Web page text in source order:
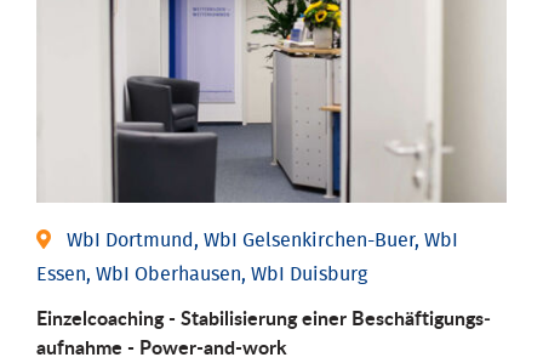
WbI Dortmund, WbI Gelsenkirchen-Buer, WbI
Essen, WbI Oberhausen, WbI Duisburg
Einzel­coaching - Stabili­sierung einer Be­schäftigungs­
aufnahme - Power-and-work